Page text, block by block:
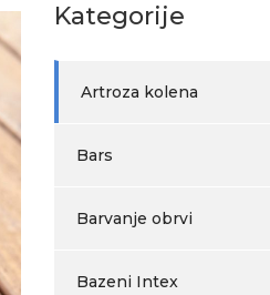
Kategorije
Artroza kolena
Bars
Barvanje obrvi
Bazeni Intex